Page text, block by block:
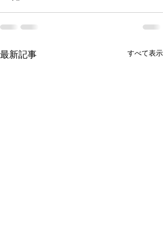
最新記事 すべて表示